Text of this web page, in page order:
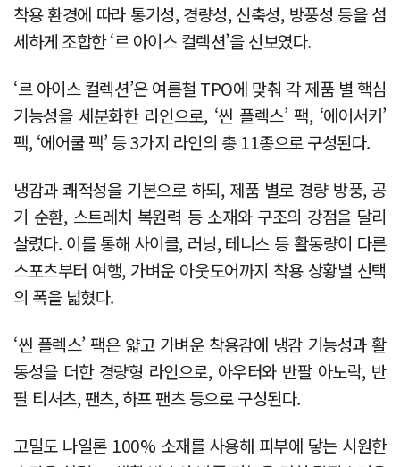
착용 환경에 따라 통기성, 경량성, 신축성, 방풍성 등을 섬
세하게 조합한 ‘르 아이스 컬렉션’을 선보였다.
‘르 아이스 컬렉션’은 여름철 TPO에 맞춰 각 제품 별 핵심
기능성을 세분화한 라인으로, ‘씬 플렉스’ 팩, ‘에어서커’
팩, ‘에어쿨 팩’ 등 3가지 라인의 총 11종으로 구성된다.
냉감과 쾌적성을 기본으로 하되, 제품 별로 경량 방풍, 공
기 순환, 스트레치 복원력 등 소재와 구조의 강점을 달리
살렸다. 이를 통해 사이클, 러닝, 테니스 등 활동량이 다른
스포츠부터 여행, 가벼운 아웃도어까지 착용 상황별 선택
의 폭을 넓혔다.
‘씬 플렉스’ 팩은 얇고 가벼운 착용감에 냉감 기능성과 활
동성을 더한 경량형 라인으로, 아우터와 반팔 아노락, 반
팔 티셔츠, 팬츠, 하프 팬츠 등으로 구성된다.
고밀도 나일론 100% 소재를 사용해 피부에 닿는 시원한